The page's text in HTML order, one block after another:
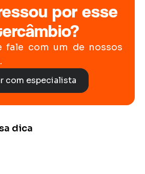
por esse
fale com um de nossos
com especialista
dica